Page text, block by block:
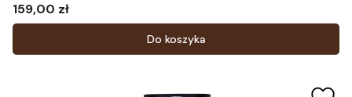
Cena
159,00 zł
Do koszyka